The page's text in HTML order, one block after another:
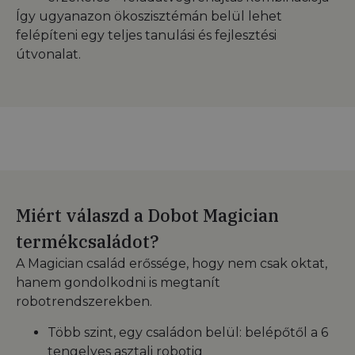
Így ugyanazon ökoszisztémán belül lehet
felépíteni egy teljes tanulási és fejlesztési
útvonalat.
Miért válaszd a Dobot Magician
termékcsaládot?
A Magician család erőssége, hogy nem csak oktat,
hanem gondolkodni is megtanít
robotrendszerekben.
Több szint, egy családon belül: belépőtől a 6
tengelyes asztali robotig